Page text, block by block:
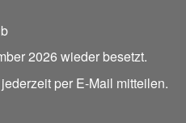
2026 wieder besetzt.
per E-Mail mitteilen.